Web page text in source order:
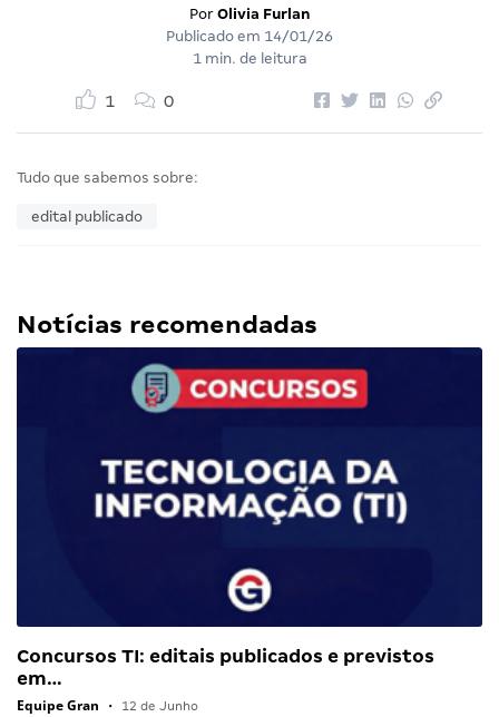
Por Olivia Furlan
Publicado em 14/01/26
1 min. de leitura
1 0
Tudo que sabemos sobre:
edital publicado
Notícias recomendadas
Concursos TI: editais publicados e previstos
em…
Equipe Gran • 12 de Junho